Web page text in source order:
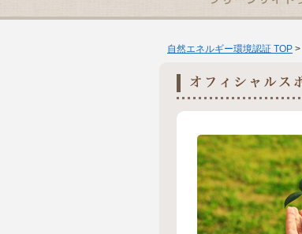
自然エネルギー環境認証 TOP >